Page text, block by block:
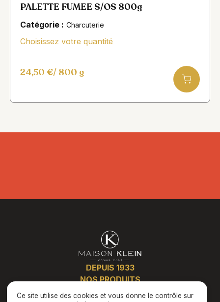
PALETTE FUMEE S/OS 800g
Catégorie : Charcuterie
Choisissez votre quantité
24,50 €/ 800 g
DEPUIS 1933
NOS PRODUITS
PLATS CUISINÉS
Ce site utilise des cookies et vous donne le contrôle sur